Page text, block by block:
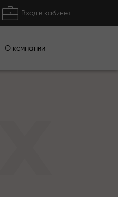
Вход в кабинет
О компании